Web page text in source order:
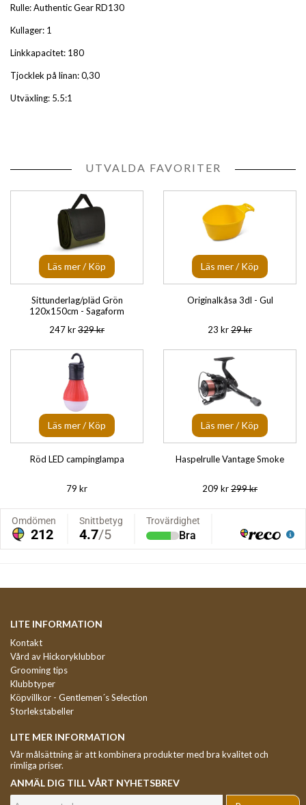
Rulle: Authentic Gear RD130
Kullager: 1
Linkkapacitet: 180
Tjocklek på linan: 0,30
Utväxling: 5.5:1
UTVALDA FAVORITER
Läs mer / Köp
Sittunderlag/pläd Grön
120x150cm - Sagaform
247 kr329 kr
Läs mer / Köp
Originalkåsa 3dl - Gul
23 kr29 kr
Läs mer / Köp
Röd LED campinglampa
79 kr
Läs mer / Köp
Haspelrulle Vantage Smoke
209 kr299 kr
LITE INFORMATION
Kontakt
Vård av Hickoryklubbor
Grooming tips
Klubbtyper
Köpvillkor - Gentlemen´s Selection
Storlekstabeller
LITE MER INFORMATION
Vår målsättning är att kombinera produkter med bra kvalitet och
rimliga priser.
ANMÄL DIG TILL VÅRT NYHETSBREV